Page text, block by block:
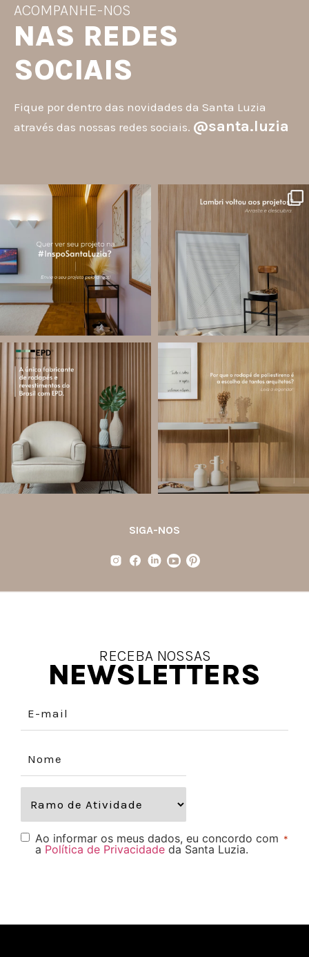
ACOMPANHE-NOS
NAS REDES
SOCIAIS
Fique por dentro das novidades da Santa Luzia
através das nossas redes sociais. @santa.luzia
santa.luzia
A #InspoSantaLuzia é um espaço
criado para divulgar projetos que
utilizam produtos Santa Luzia e
valorizar o trabalho de arquitetos,
designers de...
Jul 28
13 0
O lambri é um revestimento versátil
painéis decorativos e diversas
composições para valorizar o
ambiente!
Jul 27
87 8
Você sabe o que é EPD?
A Declaração Ambiental de Produto
(Environmental Product Declaration) é
um documento internacional que
Jul 21
35 1
Os rodapés de poliestireno
conquistaram espaço na arquitetura
porque unem estética, praticidade e
desempenho em um único produto.
Diferente
SIGA-NOS
RECEBA NOSSAS
NEWSLETTERS
Ao informar os meus dados, eu concordo com
a Política de Privacidade da Santa Luzia.
*